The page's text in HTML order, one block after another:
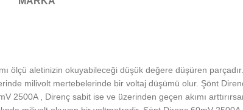
ölçü aletinizin okuyabileceği düşük değere düşüren
milivolt mertebelerinde bir voltaj düşümü olur. Şönt
2500A , Direnç sabit ise ve üzerinden geçen akımı